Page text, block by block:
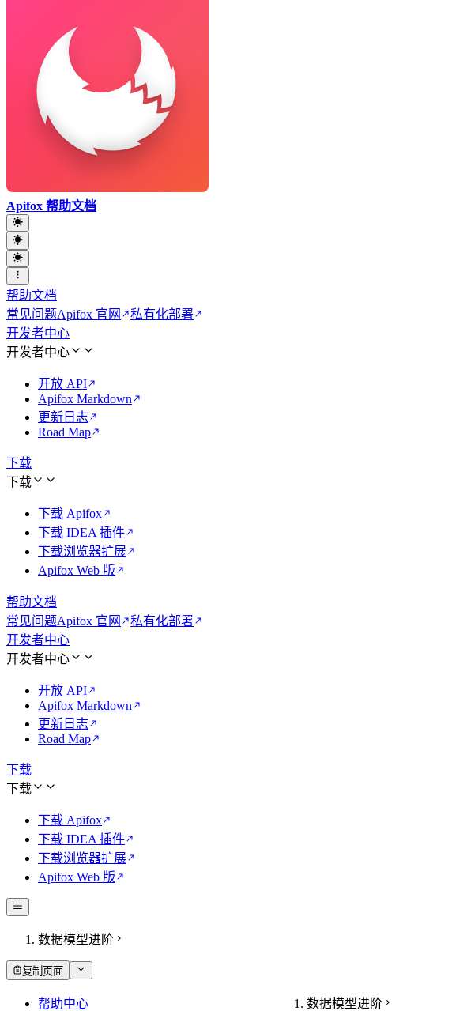
Apifox 帮助文档
帮助文档
常见问题Apifox 官网
私有化部署
开发者中心
开发者中心
开放 API
Apifox Markdown
更新日志
Road Map
下载
下载
下载 Apifox
下载 IDEA 插件
下载浏览器扩展
Apifox Web 版
帮助文档
常见问题Apifox 官网
私有化部署
开发者中心
开发者中心
开放 API
Apifox Markdown
更新日志
Road Map
下载
下载
下载 Apifox
下载 IDEA 插件
下载浏览器扩展
Apifox Web 版
数据模型进阶
复制页面
帮助中心
数据模型进阶